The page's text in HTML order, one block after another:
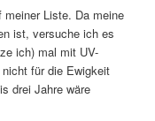
meiner Liste. Da meine
ist, versuche ich es
ich) mal mit UV-
für die Ewigkeit
drei Jahre wäre